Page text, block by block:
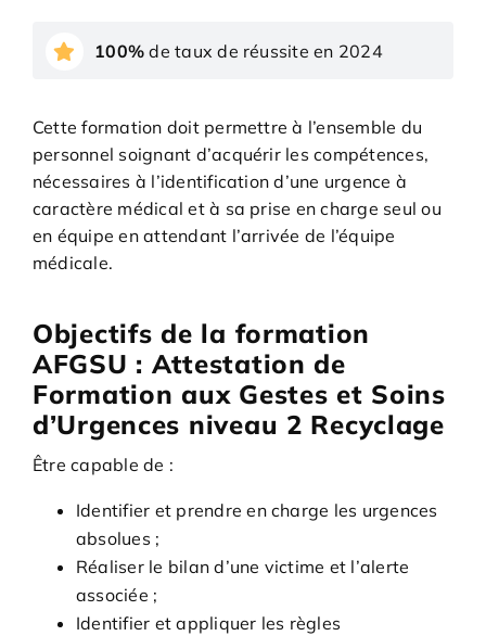
100% de taux de réussite en 2024
Cette formation doit permettre à l’ensemble du
personnel soignant d’acquérir les compétences,
nécessaires à l’identification d’une urgence à
caractère médical et à sa prise en charge seul ou
en équipe en attendant l’arrivée de l’équipe
médicale.
Objectifs de la formation
AFGSU : Attestation de
Formation aux Gestes et Soins
d’Urgences niveau 2 Recyclage
Être capable de :
Identifier et prendre en charge les urgences
absolues ;
Réaliser le bilan d’une victime et l’alerte
associée ;
Identifier et appliquer les règles